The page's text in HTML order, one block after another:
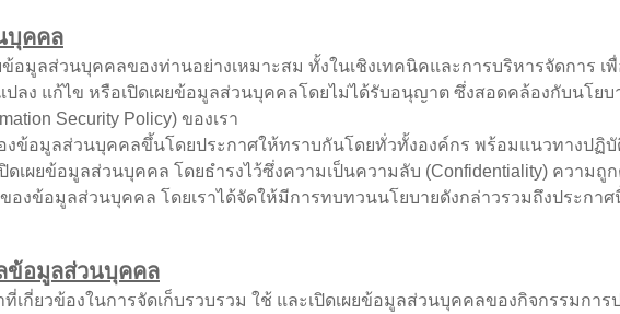
บุคคล
ลส่วนบุคคลของท่านอย่างเหมาะสม ทั้งในเชิงเทคนิคและการบริหารจัดการ เ
ลง แก้ไข หรือเปิดเผยข้อมูลส่วนบุคคลโดยไม่ได้รับอนุญาต ซึ่งสอดคล้องกับนโยบ
Security Policy) ของเรา
อมูลส่วนบุคคลขึ้นโดยประกาศให้ทราบกันโดยทั่วทั้งองค์กร พร้อมแนวทางปฏิบั
เผยข้อมูลส่วนบุคคล โดยธำรงไว้ซึ่งความเป็นความลับ (Confidentiality) ความถู
องข้อมูลส่วนบุคคล โดยเราได้จัดให้มีการทบทวนนโยบายดังกล่าวรวมถึงประกาศ
ข้อมูลส่วนบุคคล
ยวข้องในการจัดเก็บรวบรวม ใช้ และเปิดเผยข้อมูลส่วนบุคคลของกิจกรรมการ